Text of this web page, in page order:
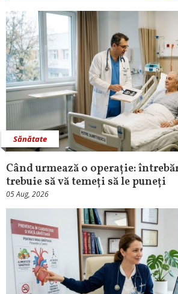
Sănătate
Când urmează o operație:
trebuie să vă temeți să le puneți
05 Aug, 2026